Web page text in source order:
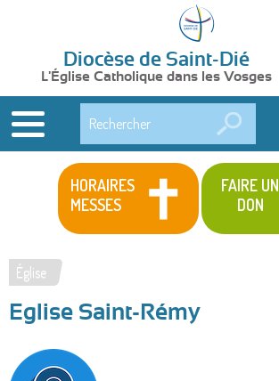
Diocèse de Saint-Dié
L'Église Catholique dans les Vosges
HORAIRES
MESSES
FAIRE UN
DON
Vous
êtes
ici
Église
Eglise Saint-Rémy